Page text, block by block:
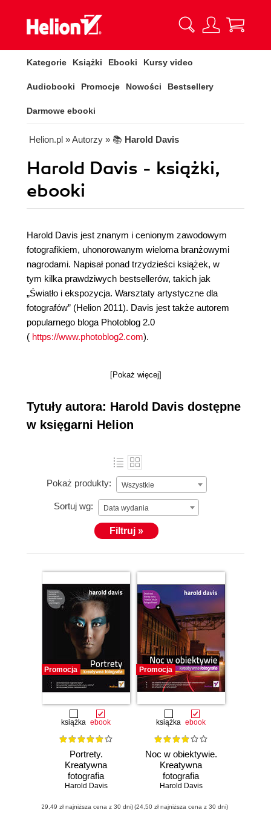
Kategorie Książki Ebooki Kursy video
Audiobooki Promocje Nowości Bestsellery
Darmowe ebooki
Helion.pl » Autorzy » 📚 Harold Davis
Harold Davis - książki,
ebooki
Harold Davis jest znanym i cenionym zawodowym
fotografikiem, uhonorowanym wieloma branżowymi
nagrodami. Napisał ponad trzydzieści książek, w
tym kilka prawdziwych bestsellerów, takich jak
„Światło i ekspozycja. Warsztaty artystyczne dla
fotografów” (Helion 2011). Davis jest także autorem
popularnego bloga Photoblog 2.0
( https://www.photoblog2.com).
[Pokaż więcej]
Tytuły autora: Harold Davis dostępne
w księgarni Helion
Pokaż produkty: Wszystkie
Sortuj wg: Data wydania
Filtruj »
Promocja
książka ebook
Portrety.
Kreatywna
fotografia
Harold Davis
(29,49 zł najniższa cena z 30 dni)
Promocja
książka ebook
Noc w obiektywie.
Kreatywna
fotografia
Harold Davis
(24,50 zł najniższa cena z 30 dni)